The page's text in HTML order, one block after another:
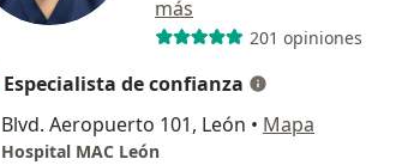
más
201 opiniones
Especialista de confianza
Blvd. Aeropuerto 101, León • Mapa
Hospital MAC León